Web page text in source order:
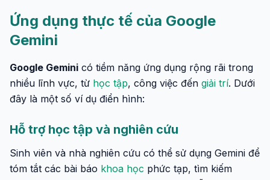
Ứng dụng thực tế của Google
Gemini
Google Gemini có tiềm năng ứng dụng rộng rãi trong
nhiều lĩnh vực, từ học tập, công việc đến giải trí. Dưới
đây là một số ví dụ điển hình:
Hỗ trợ học tập và nghiên cứu
Sinh viên và nhà nghiên cứu có thể sử dụng Gemini để
tóm tắt các bài báo khoa học phức tạp, tìm kiếm